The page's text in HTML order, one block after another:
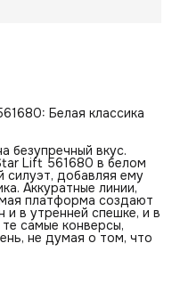
Белая классика
безупречный вкус.
Lift 561680 в белом
силуэт, добавляя ему
Аккуратные линии,
платформа создают
и в утренней спешке, и в
самые конверсы,
не думая о том, что